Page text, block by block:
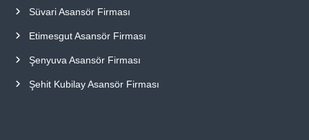
Süvari Asansör Firması
Etimesgut Asansör Firması
Şenyuva Asansör Firması
Şehit Kubilay Asansör Firması